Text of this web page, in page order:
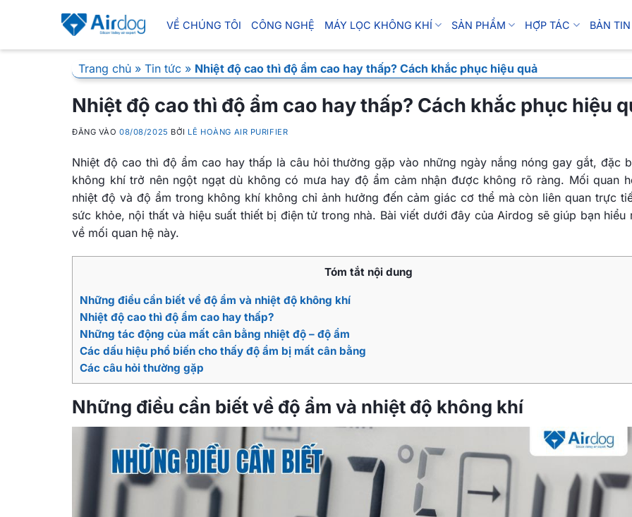
VỀ CHÚNG TÔI CÔNG NGHỆ MÁY LỌC KHÔNG KHÍ SẢN PHẨM HỢP TÁC BẢN TIN
Trang chủ » Tin tức » Nhiệt độ cao thì độ ẩm cao hay thấp? Cách khắc phục hiệu quả
Nhiệt độ cao thì độ ẩm cao hay thấp? Cách khắc phục hiệu
ĐĂNG VÀO08/08/2025 BỞI LÊ HOÀNG AIR PURIFIER
Nhiệt độ cao thì độ ẩm cao hay thấp là câu hỏi thường gặp vào những ngày nắng nóng gay gắt, đặc
không khí trở nên ngột ngạt dù không có mưa hay độ ẩm cảm nhận được không rõ ràng. Mối quan
nhiệt độ và độ ẩm trong không khí không chỉ ảnh hưởng đến cảm giác cơ thể mà còn liên quan trực
sức khỏe, nội thất và hiệu suất thiết bị điện tử trong nhà. Bài viết dưới đây của Airdog sẽ giúp bạn hiểu
về mối quan hệ này.
Tóm tắt nội dung
Những điều cần biết về độ ẩm và nhiệt độ không khí
Nhiệt độ cao thì độ ẩm cao hay thấp?
Những tác động của mất cân bằng nhiệt độ – độ ẩm
Các dấu hiệu phổ biến cho thấy độ ẩm bị mất cân bằng
Các câu hỏi thường gặp
Những điều cần biết về độ ẩm và nhiệt độ không khí